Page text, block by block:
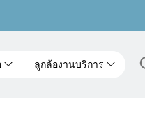
ลูกล้องานบริการ